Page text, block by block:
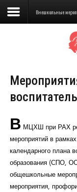
Сведения об
Школа
Училище
Детская
Поступающим
Подготовка
Образование
Внешкольные
В МЦХШ при РАХ
мероприятий в
календарного плана
образования (СПО,
общешкольные
мероприятия,